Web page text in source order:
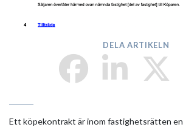
DELA ARTIKELN
Ett köpekontrakt är inom fastighetsrätten